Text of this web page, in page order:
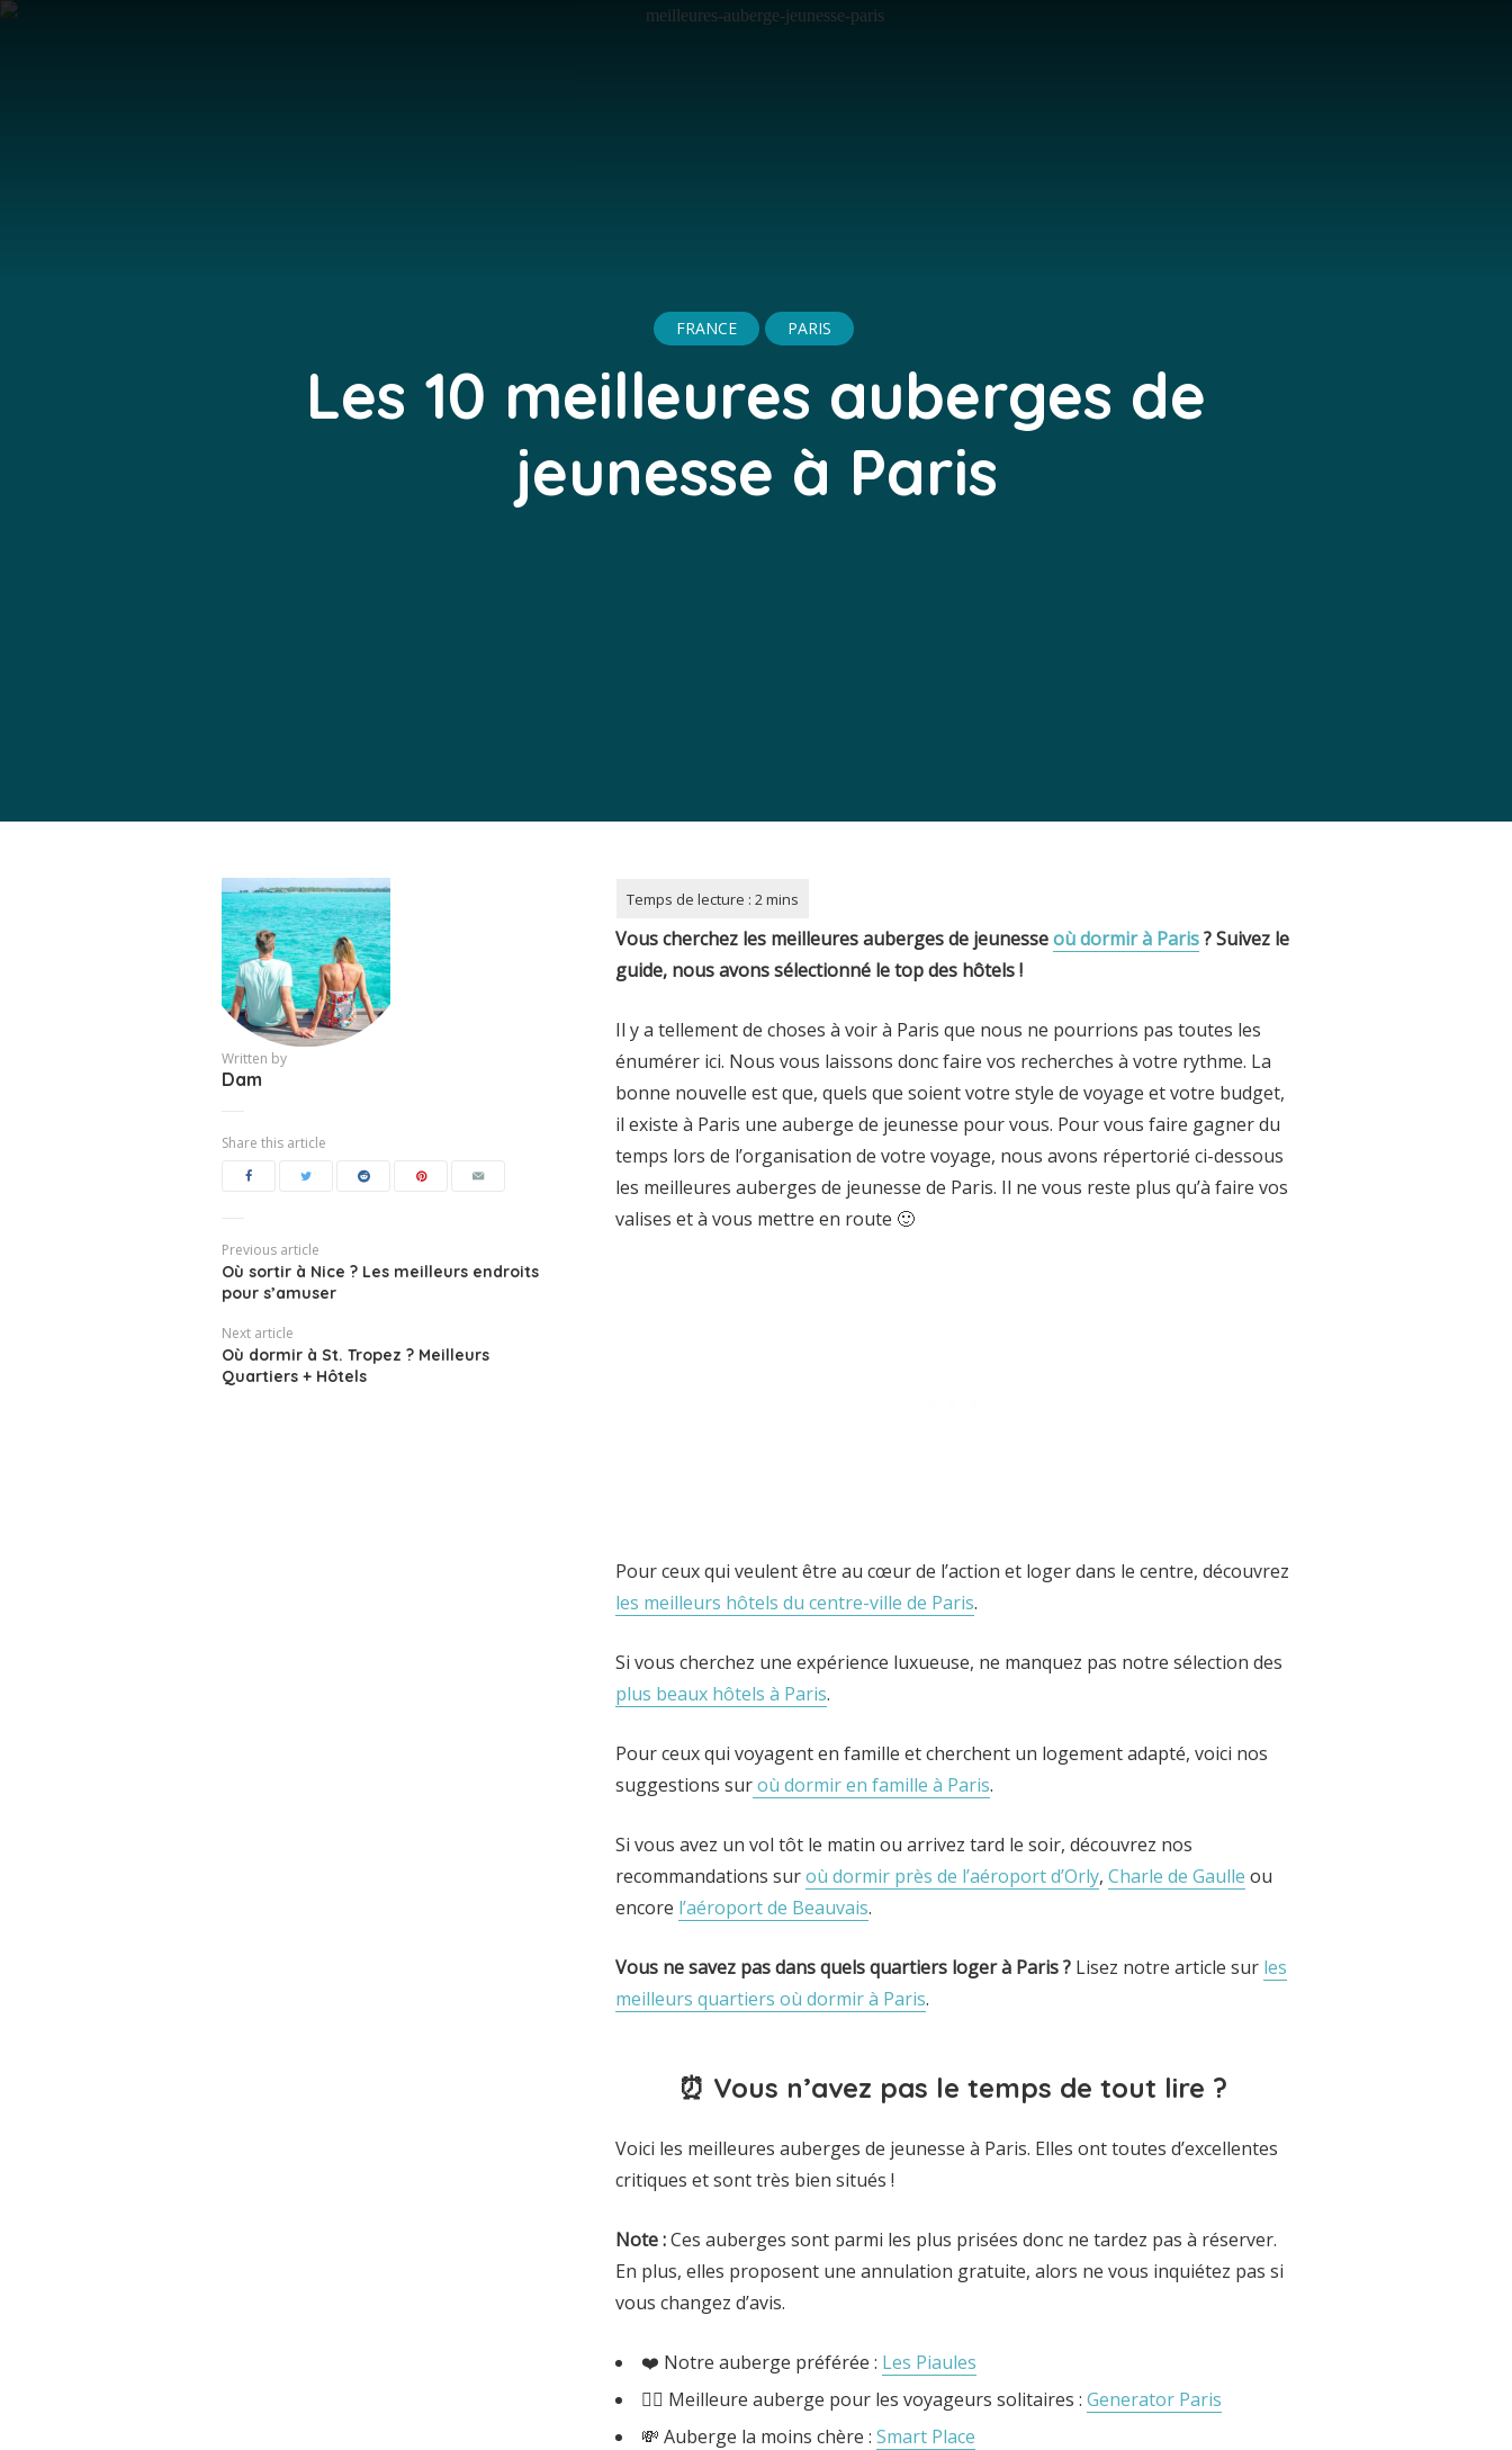
FRANCE PARIS
Les 10 meilleures auberges de
jeunesse à Paris
Written by
Dam
Share this article
Previous article
Où sortir à Nice ? Les meilleurs endroits
pour s’amuser
Next article
Où dormir à St. Tropez ? Meilleurs
Quartiers + Hôtels
Vous cherchez les meilleures auberges de jeunesseoù dormir à Paris? Suivez le
guide, nous avons sélectionné le top des hôtels !
Il y a tellement de choses à voir à Paris que nous ne pourrions pas toutes les
énumérer ici. Nous vous laissons donc faire vos recherches à votre rythme. La
bonne nouvelle est que, quels que soient votre style de voyage et votre budget,
il existe à Paris une auberge de jeunesse pour vous. Pour vous faire gagner du
temps lors de l’organisation de votre voyage, nous avons répertorié ci-dessous
les meilleures auberges de jeunesse de Paris. Il ne vous reste plus qu’à faire vos
valises et à vous mettre en route 🙂
Pour ceux qui veulent être au cœur de l’action et loger dans le centre, découvrez
les meilleurs hôtels du centre-ville de Paris.
Si vous cherchez une expérience luxueuse, ne manquez pas notre sélection des
plus beaux hôtels à Paris.
Pour ceux qui voyagent en famille et cherchent un logement adapté, voici nos
suggestions suroù dormir en famille à Paris.
Si vous avez un vol tôt le matin ou arrivez tard le soir, découvrez nos
recommandations suroù dormir près de l’aéroport d’Orly, Charle de Gaulle ou
encore l’aéroport de Beauvais.
Vous ne savez pas dans quels quartiers loger à Paris ? Lisez notre article sur les
meilleurs quartiers où dormir à Paris.
⏰ Vous n’avez pas le temps de tout lire ?
Voici les meilleures auberges de jeunesse à Paris. Elles ont toutes d’excellentes
critiques et sont très bien situés !
Note:Ces auberges sont parmi les plus prisées donc ne tardez pas à réserver.
En plus, elles proposent une annulation gratuite, alors ne vous inquiétez pas si
vous changez d’avis.
❤️ Notre auberge préférée : Les Piaules
👍🏼 Meilleure auberge pour les voyageurs solitaires : Generator Paris
💸 Auberge la moins chère : Smart Place